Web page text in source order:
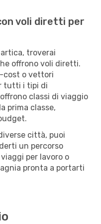
voli diretti per
troverai
offrono voli diretti.
cost o vettori
tutti i tipi di
classi di viaggio
prima classe,
città, puoi
un percorso
per lavoro o
pronta a portarti